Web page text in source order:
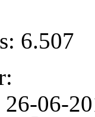
6.507
26-06-